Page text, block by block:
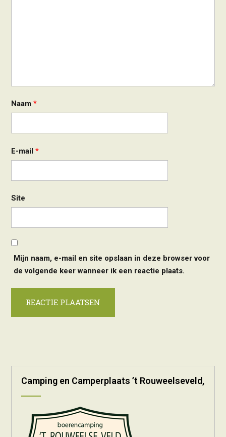
Naam *
E-mail *
Site
Mijn naam, e-mail en site opslaan in deze browser voor
de volgende keer wanneer ik een reactie plaats.
Camping en Camperplaats ’t Rouweelseveld,